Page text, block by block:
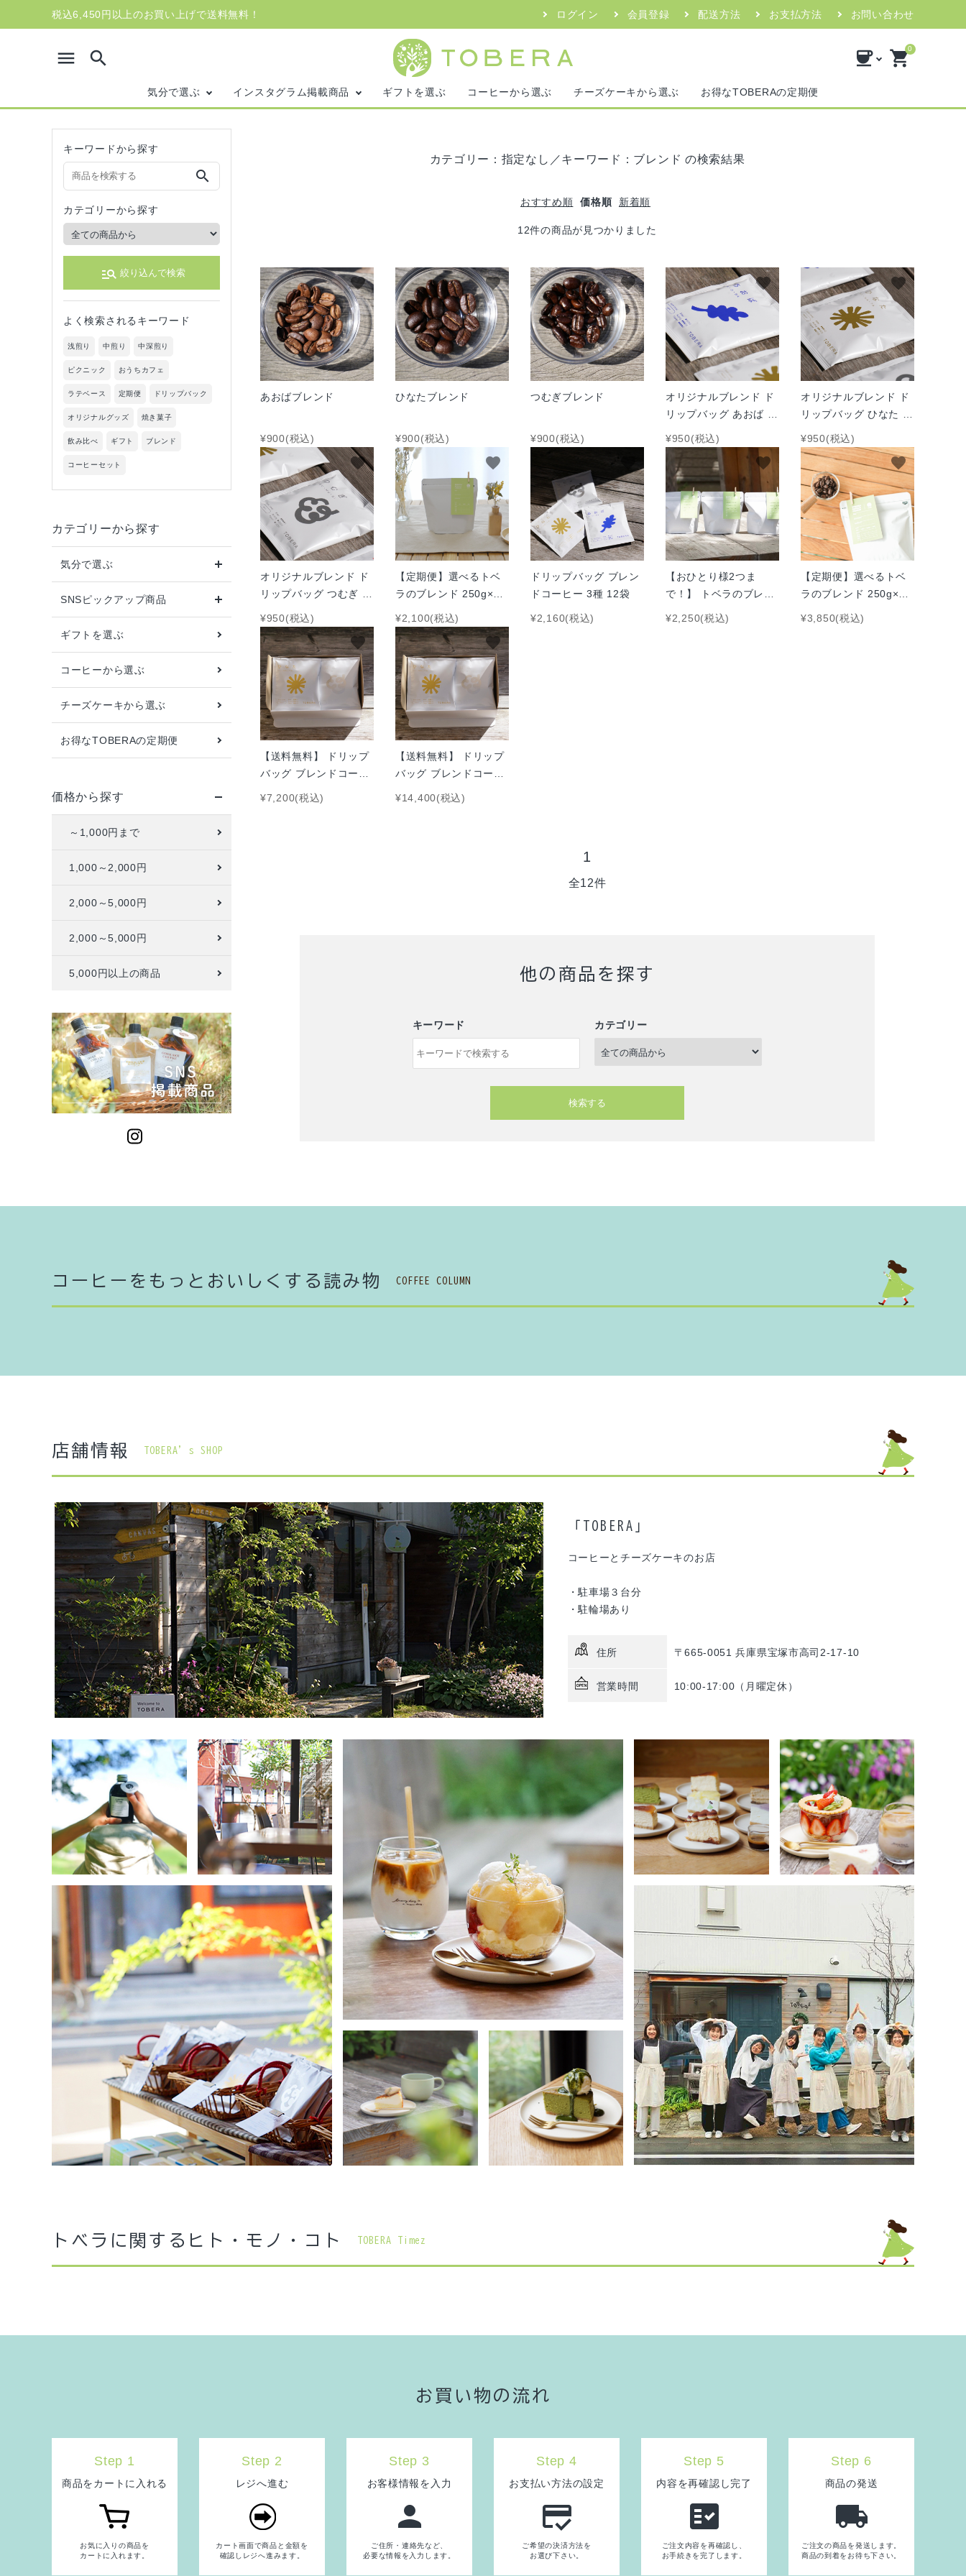
税込6,450円以上のお買い上げで送料無料！ ログイン 会員登録 配送方法 お支払方法 お問い合わせ
menu search coffee 0
shopping_cart
気分で選ぶ インスタグラム掲載商品 ギフトを選ぶ コーヒーから選ぶ チーズケーキから選ぶ お得なTOBERAの定期便
search
インスタグラム掲載商品
コーヒーから選ぶ
チーズケーキから選ぶ
お得なTOBERAの定期便
価格から探す
INFORMATIOM
お支払方法
プライバシーポリシー
ACCOUNT MENU
ようこそ ゲスト 様
新規会員登録
カテゴリー：指定なし／キーワード：ブレンド の検索結果
おすすめ順 価格順 新着順
12件の商品が見つかりました
あおばブレンド
¥900(税込)
favorite
ひなたブレンド
¥900(税込)
favorite
つむぎブレンド
¥900(税込)
favorite
オリジナルブレンド ド
リップバッグ あおば 5
¥950(税込)
favorite
オリジナルブレンド ド
リップバッグ ひなた 5
¥950(税込)
favorite
オリジナルブレンド ド
リップバッグ つむぎ 5
¥950(税込)
favorite
【定期便】選べるトベ
ラのブレンド 250g×1
袋 コース
¥2,100(税込)
favorite
ドリップバッグ ブレン
ドコーヒー 3種 12袋
¥2,160(税込)
【おひとり様2つま
で！】 トベラのブレン
ド お試し飲み比べセッ
¥2,250(税込)
favorite
【定期便】選べるトベ
ラのブレンド 250g×2
袋 コース
¥3,850(税込)
favorite
【送料無料】 ドリップ
バッグ ブレンドコーヒ
ー 3種 40袋
¥7,200(税込)
favorite
【送料無料】 ドリップ
バッグ ブレンドコーヒ
ー 3種 80袋
¥14,400(税込)
favorite
1
全12件
他の商品を探す
キーワード カテゴリー
検索する
カテゴリー
キーワードから探す
search
カテゴリーから探す
manage_search 絞り込んで検索
よく検索されるキーワード
浅煎り 中煎り 中深煎り
ピクニック おうちカフェ
ラテベース 定期便 ドリップバック
オリジナルグッズ 焼き菓子
飲み比べ ギフト ブレンド
コーヒーセット
カテゴリーから探す
気分で選ぶ
SNSピックアップ商品
ギフトを選ぶ
コーヒーから選ぶ
チーズケーキから選ぶ
お得なTOBERAの定期便
価格から探す
～1,000円まで
1,000～2,000円
2,000～5,000円
2,000～5,000円
5,000円以上の商品
コーヒーをもっとおいしくする 読み物 COFFEE COLUMN
店舗情報 TOBERA’s SHOP
「TOBERA」
コーヒーとチーズケーキのお店
・駐車場３台分
・駐輪場あり
住所 〒665-0051 兵庫県宝塚市高司2-17-10
営業時間 10:00-17:00（月曜定休）
トベラに関する ヒト・モノ・コト TOBERA Timez
お買い物の流れ
Step 1
商品をカートに入れる
お気に入りの商品を
カートに入れます。
Step 2
レジへ進む
カート画面で商品と金額を
確認しレジへ進みます。
Step 3
お客様情報を入力
person
ご住所・連絡先など、
必要な情報を入力します。
Step 4
お支払い方法の設定
credit_score
ご希望の決済方法を
お選び下さい。
Step 5
内容を再確認し完了
fact_check
ご注文内容を再確認し、
お手続きを完了します。
Step 6
商品の発送
local_shipping
ご注文の商品を発送します。
商品の到着をお待ち下さい。